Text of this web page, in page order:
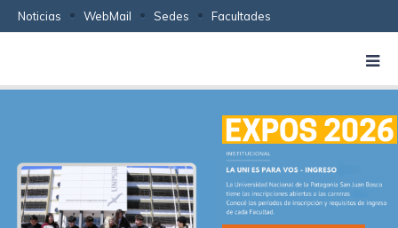
Noticias WebMail Sedes Facultades